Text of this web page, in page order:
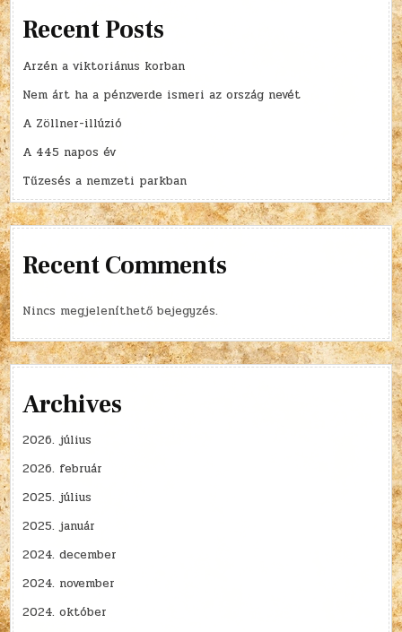
Recent Posts
Arzén a viktoriánus korban
Nem árt ha a pénzverde ismeri az ország nevét
A Zöllner-illúzió
A 445 napos év
Tűzesés a nemzeti parkban
Recent Comments
Nincs megjeleníthető bejegyzés.
Archives
2026. július
2026. február
2025. július
2025. január
2024. december
2024. november
2024. október